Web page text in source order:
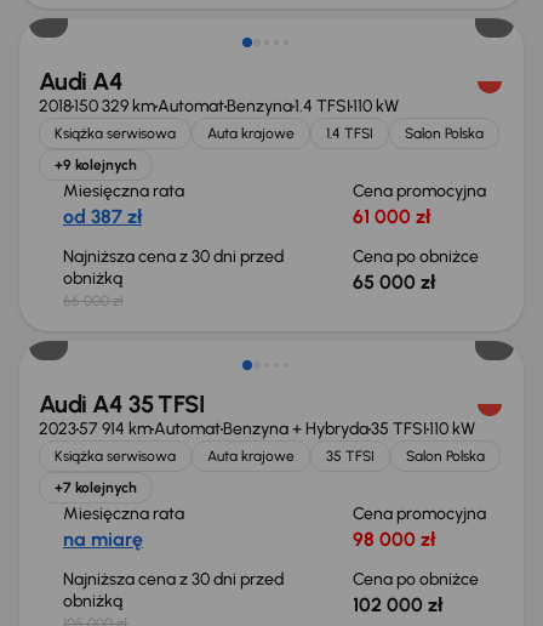
Audi A4
2018150 329 kmAutomatBenzyna1.4 TFSI110 kW
Książka serwisowa Auta krajowe 1.4 TFSI
Salon Polska
+9 kolejnych
Miesięczna rata
od 387 zł
Cena promocyjna
61 000 zł
Najniższa cena z 30 dni przed
obniżką
66 000 zł
Cena po obniżce
65 000 zł
Taniej o 3 000 zł
Audi A4 35 TFSI
202357 914 kmAutomatBenzyna + Hybryda35 TFSI110 kW
Książka serwisowa Auta krajowe 35 TFSI
Salon Polska
+7 kolejnych
Miesięczna rata
na miarę
Cena promocyjna
98 000 zł
Najniższa cena z 30 dni przed
obniżką
Cena po obniżce
102 000 zł